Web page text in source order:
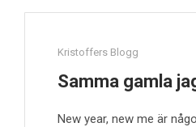
Kristoffers Blogg
Samma gamla
New year, new me är